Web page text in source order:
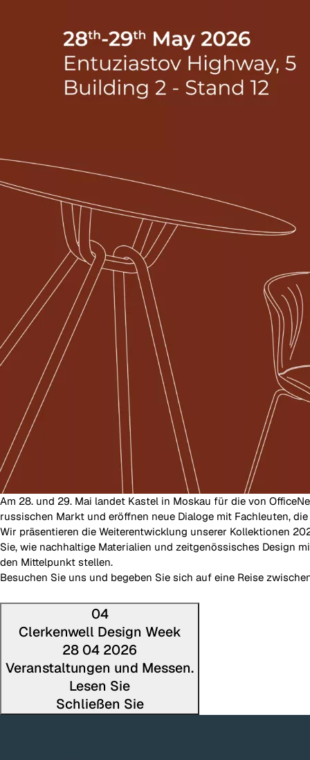
Am 28. und 29. Mai landet Kastel in Moskau für die von
russischen Markt und eröffnen neue Dialoge mit Fachleuten,
Wir präsentieren die Weiterentwicklung unserer Kollektionen
Sie, wie nachhaltige Materialien und zeitgenössisches Design
den Mittelpunkt stellen.
Besuchen Sie uns und begeben Sie sich auf eine Reise
04
Clerkenwell Design Week
28 04 2026
Veranstaltungen und Messen.
Lesen Sie
Schließen SieDen